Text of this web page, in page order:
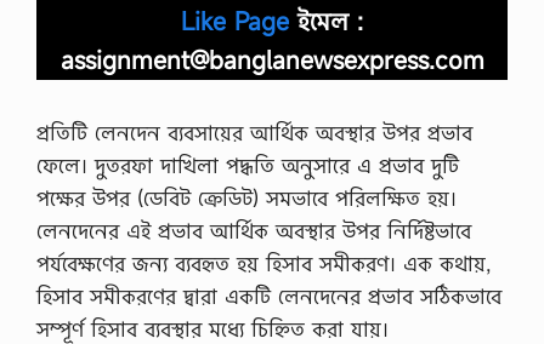
Like Page ইমেল :
assignment@banglanewsexpress.com
প্রতিটি লেনদেন ব্যবসায়ের আর্থিক অবস্থার উপর প্রভাব
ফেলে। দুতরফা দাখিলা পদ্ধতি অনুসারে এ প্রভাব দুটি
পক্ষের উপর (ডেবিট ক্রেডিট) সমভাবে পরিলক্ষিত হয়।
লেনদেনের এই প্রভাব আর্থিক অবস্থার উপর নির্দিষ্টভাবে
পর্যবেক্ষণের জন্য ব্যবহৃত হয় হিসাব সমীকরণ। এক কথায়,
হিসাব সমীকরণের দ্বারা একটি লেনদেনের প্রভাব সঠিকভাবে
সম্পূর্ণ হিসাব ব্যবস্থার মধ্যে চিহ্নিত করা যায়।